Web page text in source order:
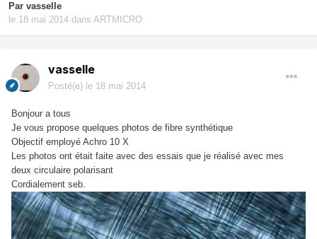
Par vasselle
le 18 mai 2014 dans ARTMICRO
vasselle
Posté(e) le 18 mai 2014
Bonjour a tous
Je vous propose quelques photos de fibre synthétique
Objectif employé Achro 10 X
Les photos ont était faite avec des essais que je réalisé avec mes
deux circulaire polarisant
Cordialement seb.